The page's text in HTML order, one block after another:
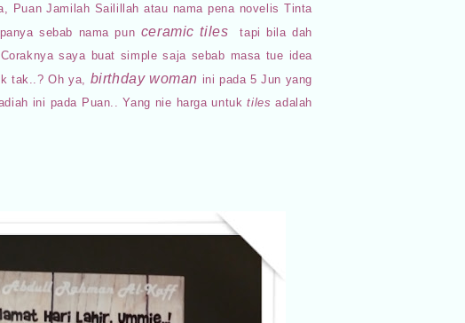
Puan Jamilah Sailillah atau namapena novelis Tinta
sebab nama pun ceramic tiles
tapi bila dah
Coraknya saya buat simple saja sebab masa tue idea
tak..? Oh ya, birthday woman ini pada 5 Jun yang
ini pada Puan.. Yang nie harga untuktilesadalah